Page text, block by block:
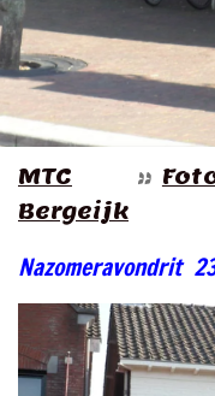
MTC
Bergeijk
»
Nazomeravondrit